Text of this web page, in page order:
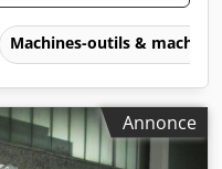
Machines-outils &
Annonce